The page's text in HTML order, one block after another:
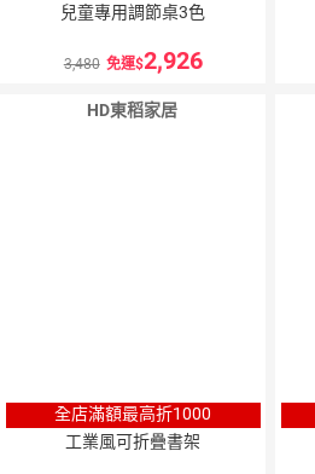
兒童專用調節桌3色
3,480 免運 2,926
HD東稻家居
全店滿額最高折1000
工業風可折疊書架